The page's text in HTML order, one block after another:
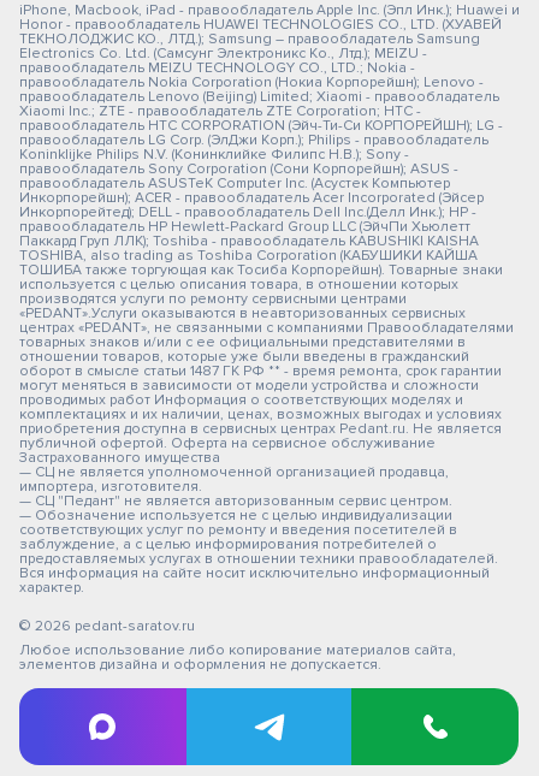
iPhone, Macbook, iPad - правообладатель Apple Inc. (Эпл Инк.); Huawei и
Honor - правообладатель HUAWEI TECHNOLOGIES CO., LTD. (ХУАВЕЙ
ТЕКНОЛОДЖИС КО., ЛТД.); Samsung – правообладатель Samsung
Electronics Co. Ltd. (Самсунг Электроникс Ко., Лтд.); MEIZU -
правообладатель MEIZU TECHNOLOGY CO., LTD.; Nokia -
правообладатель Nokia Corporation (Нокиа Корпорейшн); Lenovo -
правообладатель Lenovo (Beijing) Limited; Xiaomi - правообладатель
Xiaomi Inc.; ZTE - правообладатель ZTE Corporation; HTC -
правообладатель HTC CORPORATION (Эйч-Ти-Си КОРПОРЕЙШН); LG -
правообладатель LG Corp. (ЭлДжи Корп.); Philips - правообладатель
Koninklijke Philips N.V. (Конинклийке Филипс Н.В.); Sony -
правообладатель Sony Corporation (Сони Корпорейшн); ASUS -
правообладатель ASUSTeK Computer Inc. (Асустек Компьютер
Инкорпорейшн); ACER - правообладатель Acer Incorporated (Эйсер
Инкорпорейтед); DELL - правообладатель Dell Inc.(Делл Инк.); HP -
правообладатель HP Hewlett-Packard Group LLC (ЭйчПи Хьюлетт
Паккард Груп ЛЛК); Toshiba - правообладатель KABUSHIKI KAISHA
TOSHIBA, also trading as Toshiba Corporation (КАБУШИКИ КАЙША
ТОШИБА также торгующая как Тосиба Корпорейшн). Товарные знаки
используется с целью описания товара, в отношении которых
производятся услуги по ремонту сервисными центрами
«PEDANT».Услуги оказываются в неавторизованных сервисных
центрах «PEDANT», не связанными с компаниями Правообладателями
товарных знаков и/или с ее официальными представителями в
отношении товаров, которые уже были введены в гражданский
оборот в смысле статьи 1487 ГК РФ ** - время ремонта, срок гарантии
могут меняться в зависимости от модели устройства и сложности
проводимых работ Информация о соответствующих моделях и
комплектациях и их наличии, ценах, возможных выгодах и условиях
приобретения доступна в сервисных центрах Pedant.ru. Не является
публичной офертой. Оферта на сервисное обслуживание
Застрахованного имущества
— СЦ не является уполномоченной организацией продавца,
импортера, изготовителя.
— СЦ "Педант" не является авторизованным сервис центром.
— Обозначение используется не с целью индивидуализации
соответствующих услуг по ремонту и введения посетителей в
заблуждение, а с целью информирования потребителей о
предоставляемых услугах в отношении техники правообладателей.
Вся информация на сайте носит исключительно информационный
характер.
© 2026 pedant-saratov.ru
Любое использование либо копирование материалов сайта,
элементов дизайна и оформления не допускается.